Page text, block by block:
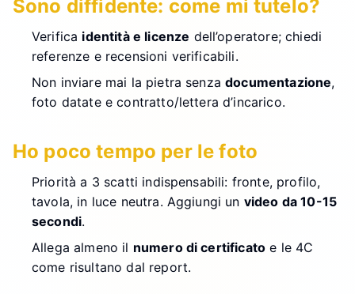
Sono diffidente: come mi tutelo?
Verifica identità e licenze dell’operatore; chiedi
referenze e recensioni verificabili.
Non inviare mai la pietra senzadocumentazione,
foto datate e contratto/lettera d’incarico.
Ho poco tempo per le foto
Priorità a 3 scatti indispensabili: fronte, profilo,
tavola, in luce neutra. Aggiungi un video da 10-15
secondi.
Allega almeno il numero di certificato e le 4C
come risultano dal report.